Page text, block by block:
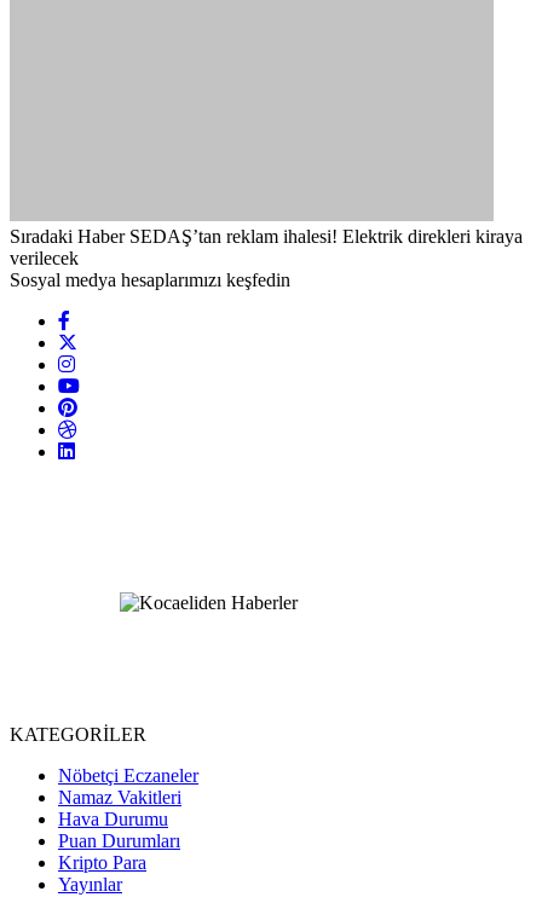
Sıradaki Haber SEDAŞ’tan reklam ihalesi! Elektrik direkleri kiraya
verilecek
Sosyal medya hesaplarımızı keşfedin
KATEGORİLER
Nöbetçi Eczaneler
Namaz Vakitleri
Hava Durumu
Puan Durumları
Kripto Para
Yayınlar